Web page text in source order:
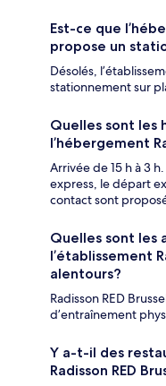
Est-ce que
propose un
Désolés,
stationnement sur
Quelles sont les
l’hébergement
Arrivée de 15 h à 3
express, le départ
contact sont
Quelles sont les
l’établissement
alentours?
Radisson RED
d’entraînement
Y a-t-il des
Radisson RED